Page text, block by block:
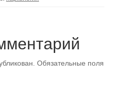
Обязательные поля